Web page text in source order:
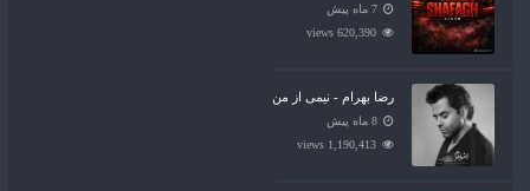
7 ماه پیش
620,390 views
رضا بهرام - نیمی از من
8 ماه پیش
1,190,413 views